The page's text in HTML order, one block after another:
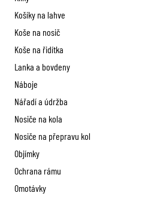
Košíky na lahve
Koše na nosič
Koše na řidítka
Lanka a bovdeny
Náboje
Nářadí a údržba
Nosiče na kola
Nosiče na přepravu kol
Objímky
Ochrana rámu
Omotávky